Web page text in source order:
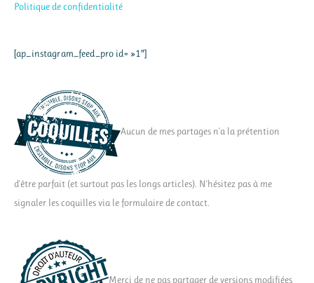
Politique de confidentialité
[ap_instagram_feed_pro id= »1″]
Aucun de mes partages n'a la prétention
d'être parfait (et surtout pas les longs articles). N'hésitez pas à me
signaler les coquilles via le formulaire de contact.
Merci de ne pas partager de versions modifiées